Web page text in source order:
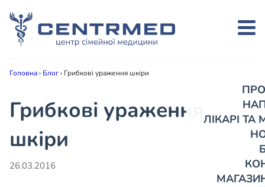
ЛІКАРІ
Головна› Блог› Грибкові ураження шкіри
Грибкові ураження
шкіри
26.03.2016